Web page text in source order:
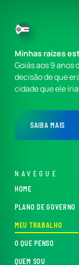
Minhas raízes
Goiás aos 9 anos
decisão de que
cidade que ele
SAIBA MAIS
NAVEGUE
HOME
PLANO DE GOVERNO
MEU TRABALHO
O QUE PENSO
QUEM SOU